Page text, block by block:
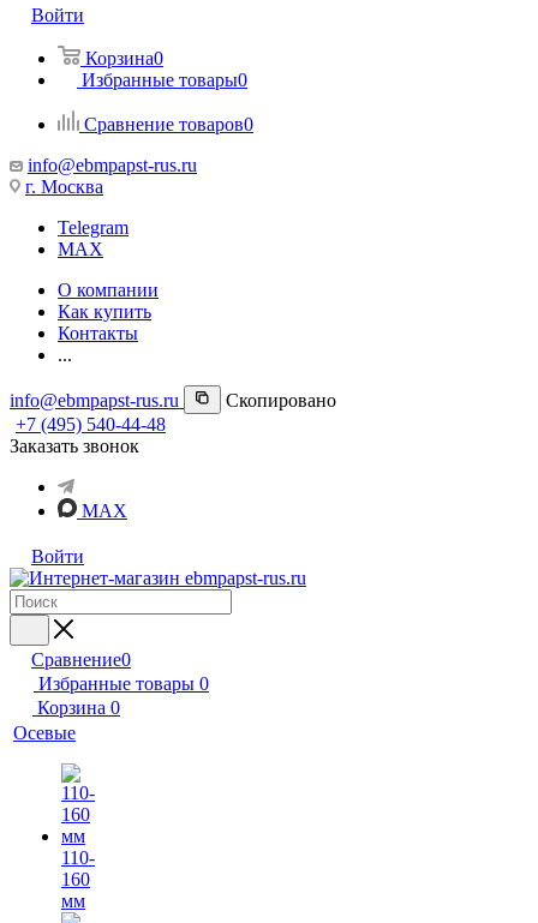
Войти
Корзина0
Избранные товары0
Сравнение товаров0
info@ebmpapst-rus.ru
г. Москва
Telegram
MAX
О компании
Как купить
Контакты
...
info@ebmpapst-rus.ru
Скопировано
+7 (495) 540-44-48
Заказать звонок
MAX
Войти
Сравнение0
Избранные товары 0
Корзина 0
Осевые
110-
160
мм